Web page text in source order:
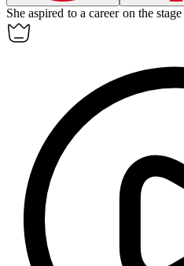
She aspired to a career on thestage